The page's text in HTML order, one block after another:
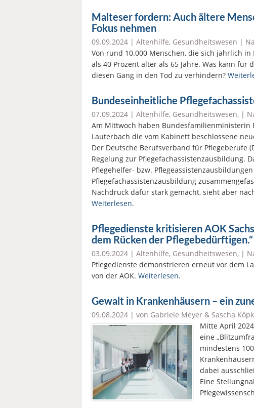
Malteser fordern: Auch ältere
Fokus nehmen
09.09.2024 | Altenhilfe, Gesundheitswesen |
Von rund 10.000 Menschen, die sich jährlich
als 40 Prozent älter als 65 Jahre. Was kann
diesen Gang in den Tod zu verhindern?
Bundeseinheitliche
07.09.2024 | Altenhilfe, Gesundheitswesen, |
Am Mittwoch haben Bundesfamilienministerin
Lauterbach die vom Kabinett beschlossene
Der Deutsche Berufsverband für Pflegeberufe
Regelung zur Pflegefachassistenzausbildung.
Pflegehelfer- bzw.
Pflegefachassistenzausbildung
Nachdruck dafür stark gemacht, sieht aber
Weiterlesen.
Pflegedienste kritisieren AOK
dem Rücken der Pflegebedürftigen.“
03.09.2024 | Altenhilfe, Gesundheitswesen, |
Pflegedienste demonstrieren erneut vor dem
von der AOK. Weiterlesen.
Gewalt in Krankenhäusern – ein
09.08.2024 | von Gabriele Meyer & Sascha
Mitte April
eine
mindestens
dabei
Eine